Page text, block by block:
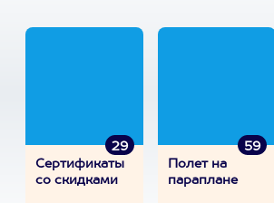
29
Сертификаты
со скидками
59
Полет на
параплане